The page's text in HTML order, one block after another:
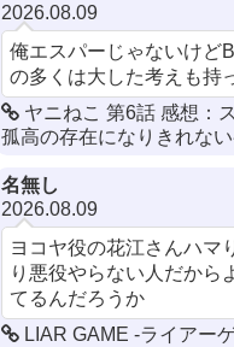
2026.08.09
俺エスパーじゃないけど
の多くは大した考えも持
ヤニねこ 第6話 感想：
孤高の存在になりきれない
名無し
2026.08.09
ヨコヤ役の花江さんハマ
り悪役やらない人だから
てるんだろうか
LIAR GAME -ライアー